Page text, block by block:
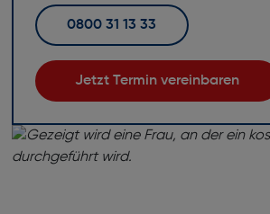
0800 31 13 33
Jetzt Termin vereinbaren